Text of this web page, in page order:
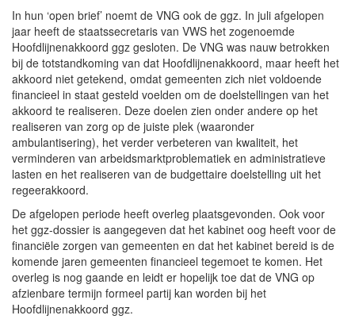
In hun ‘open brief’ noemt de VNG ook de ggz. In juli afgelopen
jaar heeft de staatssecretaris van VWS het zogenoemde
Hoofdlijnenakkoord ggz gesloten. De VNG was nauw betrokken
bij de totstandkoming van dat Hoofdlijnenakkoord, maar heeft het
akkoord niet getekend, omdat gemeenten zich niet voldoende
financieel in staat gesteld voelden om de doelstellingen van het
akkoord te realiseren. Deze doelen zien onder andere op het
realiseren van zorg op de juiste plek (waaronder
ambulantisering), het verder verbeteren van kwaliteit, het
verminderen van arbeidsmarktproblematiek en administratieve
lasten en het realiseren van de budgettaire doelstelling uit het
regeerakkoord.
De afgelopen periode heeft overleg plaatsgevonden. Ook voor
het ggz-dossier is aangegeven dat het kabinet oog heeft voor de
financiële zorgen van gemeenten en dat het kabinet bereid is de
komende jaren gemeenten financieel tegemoet te komen. Het
overleg is nog gaande en leidt er hopelijk toe dat de VNG op
afzienbare termijn formeel partij kan worden bij het
Hoofdlijnenakkoord ggz.